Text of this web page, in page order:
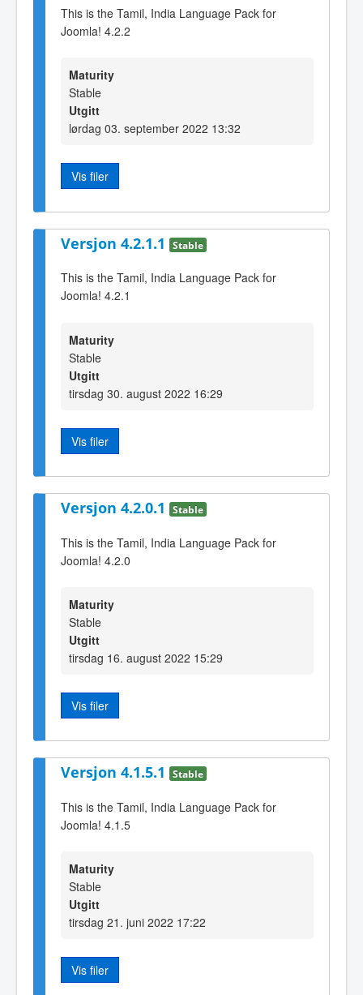
This is the Tamil, India Language Pack for
Joomla! 4.2.2
Maturity
Stable
Utgitt
lørdag 03. september 2022 13:32
Vis filer
Versjon 4.2.1.1 Stable
This is the Tamil, India Language Pack for
Joomla! 4.2.1
Maturity
Stable
Utgitt
tirsdag 30. august 2022 16:29
Vis filer
Versjon 4.2.0.1 Stable
This is the Tamil, India Language Pack for
Joomla! 4.2.0
Maturity
Stable
Utgitt
tirsdag 16. august 2022 15:29
Vis filer
Versjon 4.1.5.1 Stable
This is the Tamil, India Language Pack for
Joomla! 4.1.5
Maturity
Stable
Utgitt
tirsdag 21. juni 2022 17:22
Vis filer